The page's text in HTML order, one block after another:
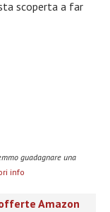
scoperta a far
guadagnare una
info
Amazon